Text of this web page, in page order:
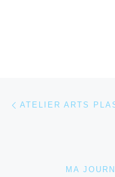
Parcourir
ATELIER ARTS
MA